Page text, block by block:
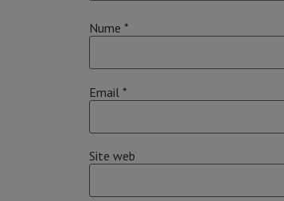
Nume *
Email *
Site web